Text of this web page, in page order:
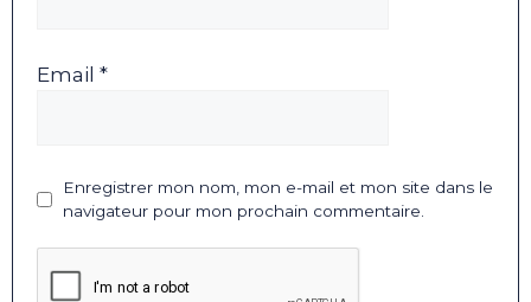
Email *
Enregistrer mon nom, mon e-mail et mon site dans le
navigateur pour mon prochain commentaire.